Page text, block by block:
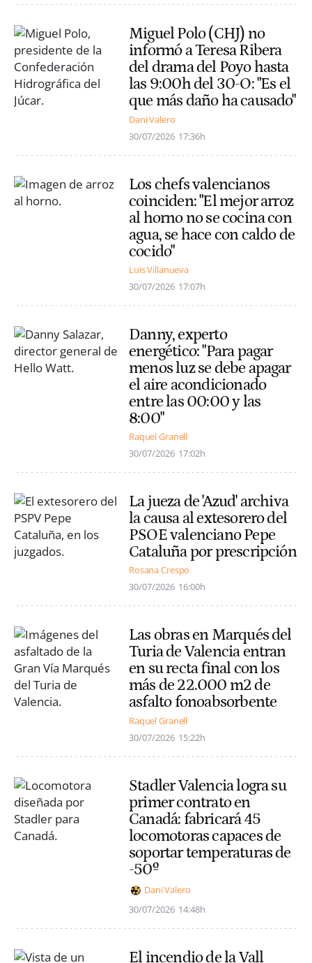
Miguel Polo (CHJ) no
informó a Teresa Ribera
del drama del Poyo hasta
las 9:00h del 30-O: "Es el
que más daño ha causado"
Dani Valero
30/07/2026 17:36h
Los chefs valencianos
coinciden: "El mejor arroz
al horno no se cocina con
agua, se hace con caldo de
cocido"
Luis Villanueva
30/07/2026 17:07h
Danny, experto
energético: "Para pagar
menos luz se debe apagar
el aire acondicionado
entre las 00:00 y las
8:00"
Raquel Granell
30/07/2026 17:02h
La jueza de 'Azud' archiva
la causa al extesorero del
PSOE valenciano Pepe
Cataluña por prescripción
Rosana Crespo
30/07/2026 16:00h
Las obras en Marqués del
Turia de Valencia entran
en su recta final con los
más de 22.000 m2 de
asfalto fonoabsorbente
Raquel Granell
30/07/2026 15:22h
Stadler Valencia logra su
primer contrato en
Canadá: fabricará 45
locomotoras capaces de
soportar temperaturas de
-50º
Dani Valero
30/07/2026 14:48h
El incendio de la Vall